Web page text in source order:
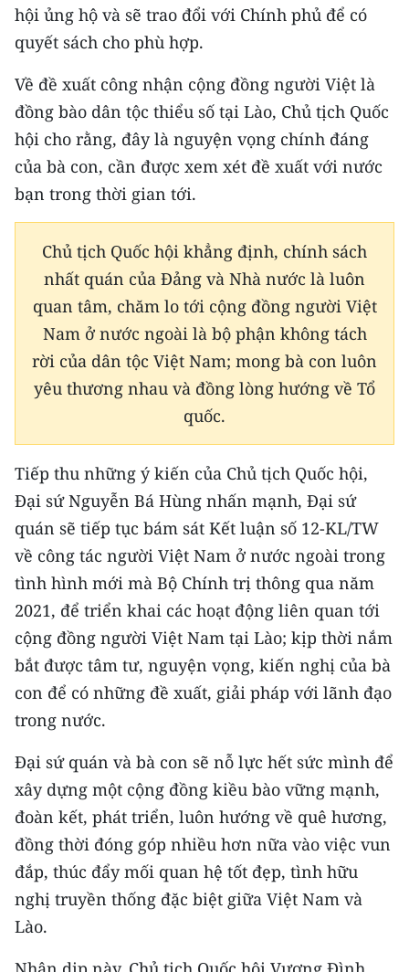
hội ủng hộ và sẽ trao đổi với Chính phủ để có
quyết sách cho phù hợp.
Về đề xuất công nhận cộng đồng người Việt là
đồng bào dân tộc thiểu số tại Lào, Chủ tịch Quốc
hội cho rằng, đây là nguyện vọng chính đáng
của bà con, cần được xem xét đề xuất với nước
bạn trong thời gian tới.
Chủ tịch Quốc hội khẳng định, chính sách
nhất quán của Đảng và Nhà nước là luôn
quan tâm, chăm lo tới cộng đồng người Việt
Nam ở nước ngoài là bộ phận không tách
rời của dân tộc Việt Nam; mong bà con luôn
yêu thương nhau và đồng lòng hướng về Tổ
quốc.
Tiếp thu những ý kiến của Chủ tịch Quốc hội,
Đại sứ Nguyễn Bá Hùng nhấn mạnh, Đại sứ
quán sẽ tiếp tục bám sát Kết luận số 12-KL/TW
về công tác người Việt Nam ở nước ngoài trong
tình hình mới mà Bộ Chính trị thông qua năm
2021, để triển khai các hoạt động liên quan tới
cộng đồng người Việt Nam tại Lào; kịp thời nắm
bắt được tâm tư, nguyện vọng, kiến nghị của bà
con để có những đề xuất, giải pháp với lãnh đạo
trong nước.
Đại sứ quán và bà con sẽ nỗ lực hết sức mình để
xây dựng một cộng đồng kiều bào vững mạnh,
đoàn kết, phát triển, luôn hướng về quê hương,
đồng thời đóng góp nhiều hơn nữa vào việc vun
đắp, thúc đẩy mối quan hệ tốt đẹp, tình hữu
nghị truyền thống đặc biệt giữa Việt Nam và
Lào.